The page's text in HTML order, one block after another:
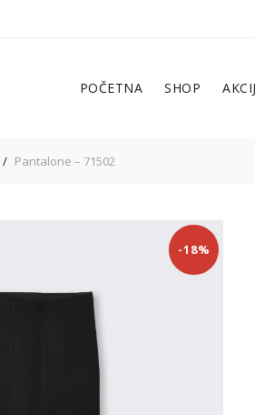
POČETNA SHOP
Pantalone – 71502
-18%